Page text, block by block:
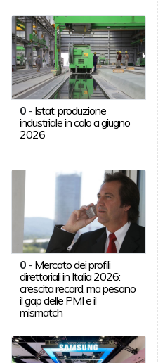
0 - Istat: produzione
industriale in calo a giugno
2026
0 - Mercato dei profili
direttoriali in Italia 2026:
crescita record, ma pesano
il gap delle PMI e il
mismatch